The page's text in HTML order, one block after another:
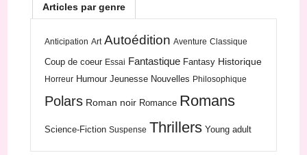
Articles par genre
Anticipation Art Autoédition Aventure Classique
Coup de coeur Essai Fantastique Fantasy Historique
Horreur Humour Jeunesse Nouvelles Philosophique
Polars Roman noir Romance Romans
Science-Fiction Suspense Thrillers Young adult